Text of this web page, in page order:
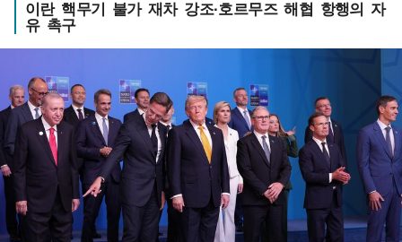
이란 핵무기 불가 재차 강조·호르무즈 해협 항행의 자
유 촉구